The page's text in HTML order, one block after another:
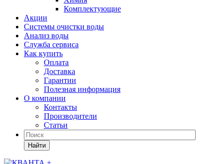
Комплектующие
Акции
Системы очистки воды
Анализ воды
Служба сервиса
Как купить
Оплата
Доставка
Гарантии
Полезная информация
О компании
Контакты
Производители
Статьи
Найти